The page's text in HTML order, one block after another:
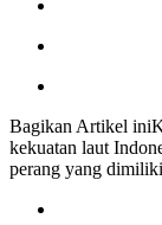
Bagikan Artikel
kekuatan laut
perang yang